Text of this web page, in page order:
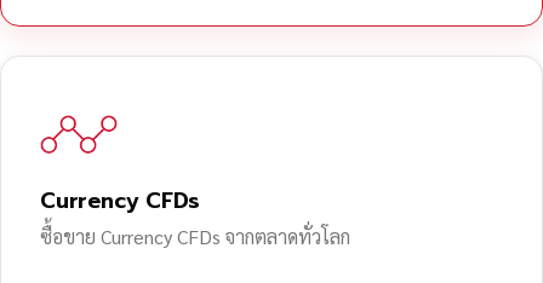
Currency CFDs
ซื้อขาย Currency CFDs จากตลาดทั่วโลก